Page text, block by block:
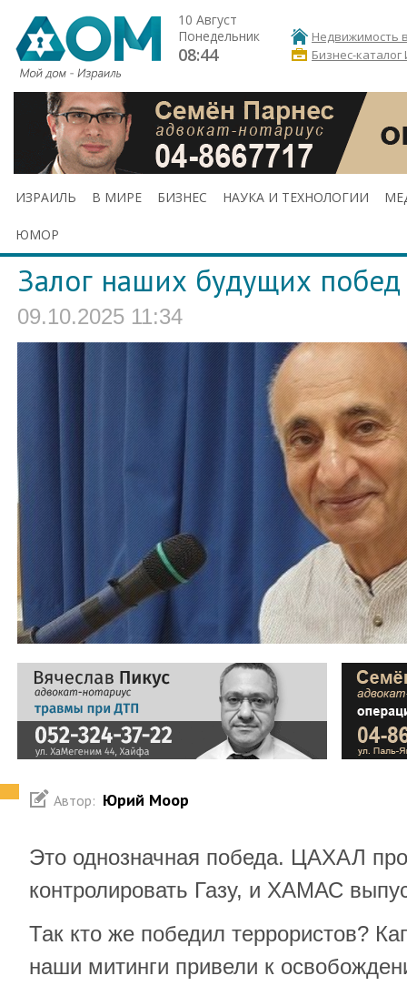
10 Август
Понедельник
08:44
Недвижимость
Бизнес-каталог
ИЗРАИЛЬ В МИРЕ БИЗНЕС НАУКА И ТЕХНОЛОГИИ
ЮМОР
Залог наших будущих побед
09.10.2025 11:34
Автор: Юрий Моор
Это однозначная победа. ЦАХАЛ
контролировать Газу, и ХАМАС
Так кто же победил террористов?
наши митинги привели к